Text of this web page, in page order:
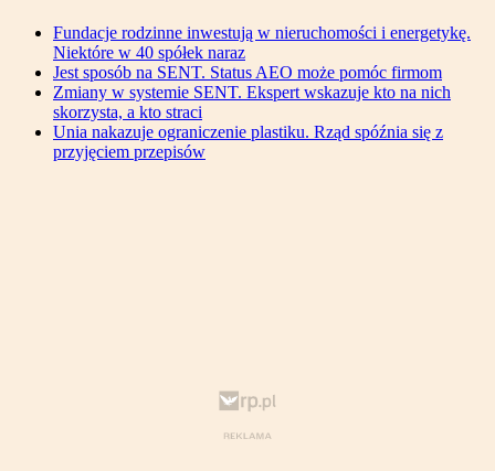
Fundacje rodzinne inwestują w nieruchomości i energetykę.
Niektóre w 40 spółek naraz
Jest sposób na SENT. Status AEO może pomóc firmom
Zmiany w systemie SENT. Ekspert wskazuje kto na nich
skorzysta, a kto straci
Unia nakazuje ograniczenie plastiku. Rząd spóźnia się z
przyjęciem przepisów